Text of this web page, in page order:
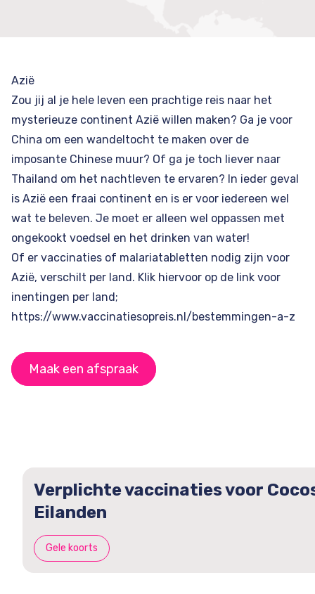
Azië
Zou jij al je hele leven een prachtige reis naar het
mysterieuze continent Azië willen maken? Ga je voor
China om een wandeltocht te maken over de
imposante Chinese muur? Of ga je toch liever naar
Thailand om het nachtleven te ervaren? In ieder geval
is Azië een fraai continent en is er voor iedereen wel
wat te beleven. Je moet er alleen wel oppassen met
ongekookt voedsel en het drinken van water!
Of er vaccinaties of malariatabletten nodig zijn voor
Azië, verschilt per land. Klik hiervoor op de link voor
inentingen per land;
https://www.vaccinatiesopreis.nl/bestemmingen-a-z
Maak een afspraak
Verplichte vaccinaties voor
Eilanden
Gele koorts